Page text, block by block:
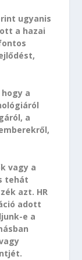
ugyanis
a hazai
a
a
vagy a
tehát
azt. HR
adott
e a